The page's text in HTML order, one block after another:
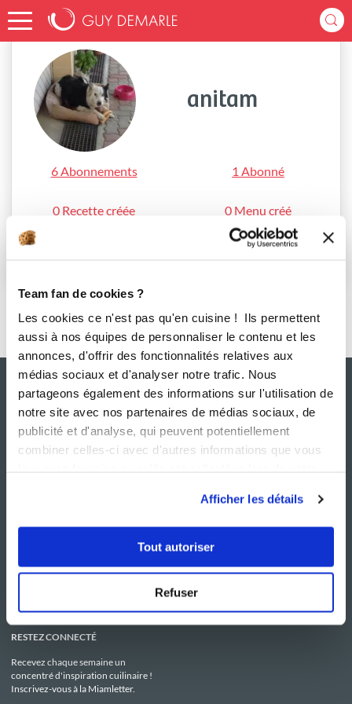
Team fan de cookies ?
Les cookies ce n'est pas qu'en cuisine ! Ils permettent
aussi à nos équipes de personnaliser le contenu et les
annonces, d'offrir des fonctionnalités relatives aux
médias sociaux et d'analyser notre trafic. Nous
partageons également des informations sur l'utilisation de
notre site avec nos partenaires de médias sociaux, de
publicité et d'analyse, qui peuvent potentiellement
combiner celles-ci avec d'autres informations que vous
Afficher les détails
Tout autoriser
Refuser
Accueil anitam
anitam
6 Abonnements 1 Abonné
0 Recette créée 0 Menu créé
Le Mag'
Boutique
C.G.U
Politique de confidentialité
Utilisation des Cookies
RESTEZ CONNECTÉ
Recevez chaque semaine un
concentré d'inspiration cuilinaire !
Inscrivez-vous à la Miamletter.